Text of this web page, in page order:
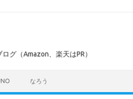
グ（Amazon、楽天はPR）
なろう